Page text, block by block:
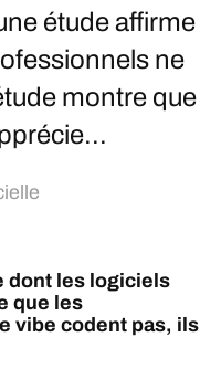
étude affirme
ne
montre que
dont les logiciels
que les
vibe codent pas, ils